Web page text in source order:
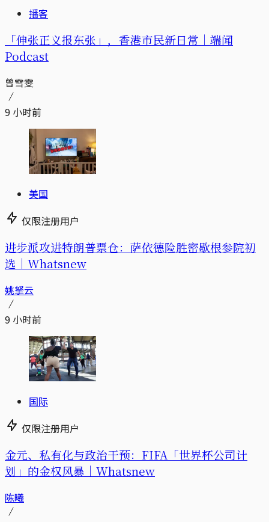
播客
「伸张正义报东张」，香港市民新日常｜端闻
Podcast
曾雪雯
9 小时前
美国
仅限注册用户
进步派攻进特朗普票仓：萨依德险胜密歇根参院初
选｜Whatsnew
姚拏云
9 小时前
国际
仅限注册用户
金元、私有化与政治干预：FIFA「世界杯公司计
划」的金权风暴｜Whatsnew
陈曦